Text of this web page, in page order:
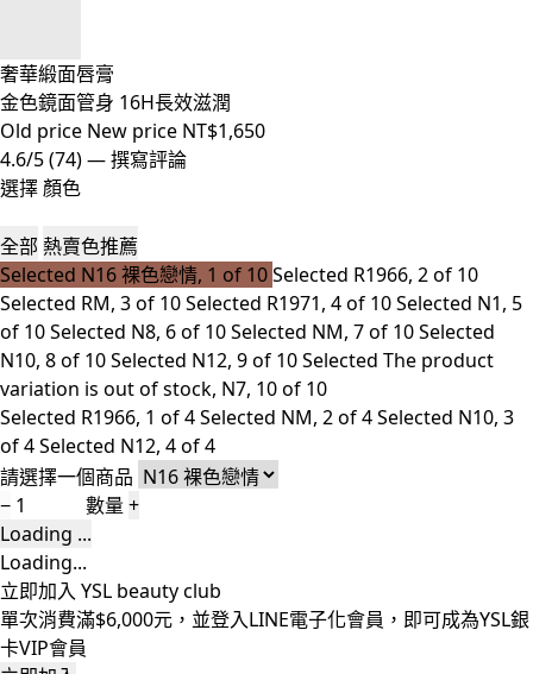
奢華緞面唇膏
金色鏡面管身 16H長效滋潤
Old price New price NT$1,650
4.6/5(74)—撰寫評論
選擇 顏色
全部 熱賣色推薦
Selected N16 裸色戀情, 1 of 10Selected R1966, 2 of 10
Selected RM, 3 of 10Selected R1971, 4 of 10Selected N1, 5
of 10Selected N8, 6 of 10Selected NM, 7 of 10Selected
N10, 8 of 10Selected N12, 9 of 10Selected The product
variation is out of stock, N7, 10 of 10
Selected R1966, 1 of 4Selected NM, 2 of 4Selected N10, 3
of 4Selected N12, 4 of 4
請選擇一個商品
−
數量+
Loading ...
Loading...
立即加入 YSL beauty club
單次消費滿$6,000元，並登入LINE電子化會員，即可成為YSL銀
卡VIP會員